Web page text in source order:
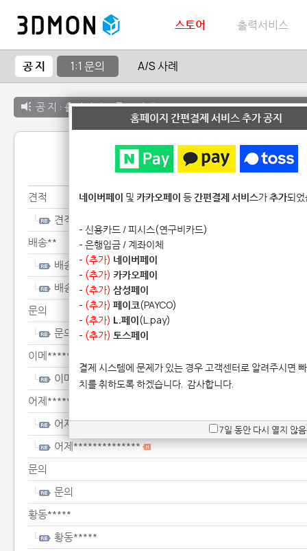
스토어 출력서비스
공 지 1:1 문의 A/S 사례
공 지 : 출력서비스 종료 안내
1:1 문
견적
견적
배송**
배송**
배송**
문의
문의
이메************
이메************
어제**************
어제**************
어제**************
문의
문의
황동*****
황동*****
홈페이지 간편결제 서비스 추가 공지
네이버페이 및 카카오페이 등간편결제 서비스가추가되
- 신용카드 / 피시스(연구비카드)
- 은행입금 / 계좌이체
- (추가) 네이버페이
- (추가) 카카오페이
- (추가) 삼성페이
- (추가) 페이코(PAYCO)
- (추가) L.페이(L.pay)
- (추가) 토스페이
결제 시스템에 문제가 있는 경우 고객센터로 알려주시면
치를 취하도록 하겠습니다. 감사합니다.
7일 동안 다시 열지 않음